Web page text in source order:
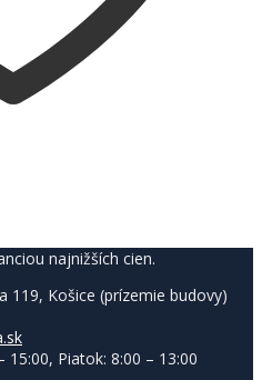
najnižších cien.
119, Košice (prízemie budovy)
15:00, Piatok: 8:00 – 13:00